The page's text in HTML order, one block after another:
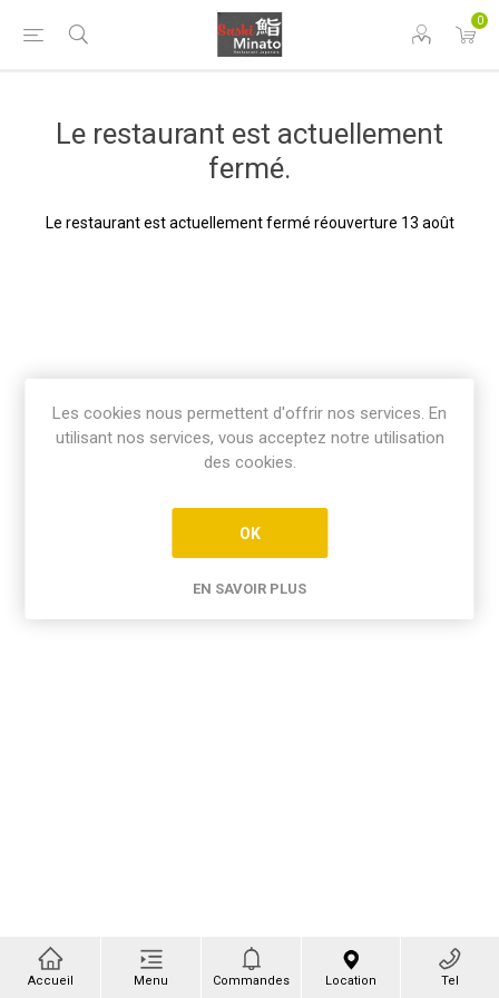
0
Le restaurant est actuellement
fermé.
Le restaurant est actuellement fermé réouverture 13 août
Accueil Menu Commandes Location Tel
Les cookies nous permettent d'offrir nos services. En
utilisant nos services, vous acceptez notre utilisation
des cookies.
OK
EN SAVOIR PLUS